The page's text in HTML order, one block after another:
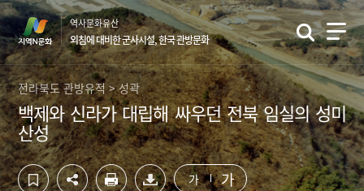
컨
텐
츠
영
역
바
로
가
기
하
단
영
역
바
로
가
기
역사문화유산
외침에 대비한 군사시설, 한국 관방문화
전라북도 관방유적 > 성곽
백제와 신라가 대립해 싸우던 전북 임실의 성미
산성
가 가